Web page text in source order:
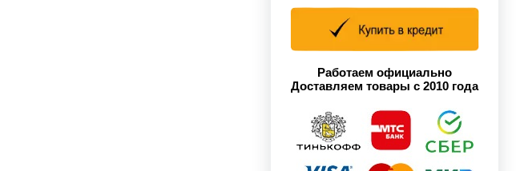
Работаем официально
Доставляем товары с 2010 года